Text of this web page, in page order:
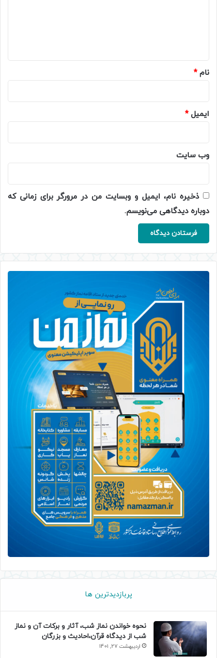
نام*
ایمیل*
وب‌ سایت
ذخیره نام، ایمیل و وبسایت من در مرورگر برای زمانی که
دوباره دیدگاهی می‌نویسم.
پربازدیدترین ها
نحوه خواندن نماز شب، آثار و برکات آن و نماز
شب از دیدگاه قرآن،احادیث و بزرگان
اردیبهشت 27, 1401